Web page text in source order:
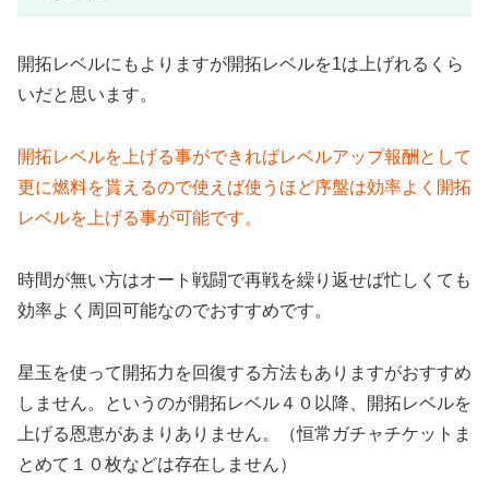
開拓レベルにもよりますが開拓レベルを1は上げれるくら
いだと思います。
開拓レベルを上げる事ができればレベルアップ報酬として
更に燃料を貰えるので使えば使うほど序盤は効率よく開拓
レベルを上げる事が可能です。
時間が無い方はオート戦闘で再戦を繰り返せば忙しくても
効率よく周回可能なのでおすすめです。
星玉を使って開拓力を回復する方法もありますがおすすめ
しません。というのが開拓レベル４０以降、開拓レベルを
上げる恩恵があまりありません。（恒常ガチャチケットま
とめて１０枚などは存在しません）